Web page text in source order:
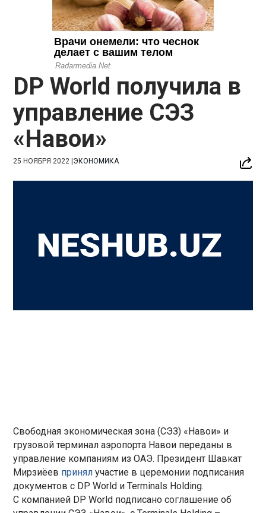
DP World получила в
управление СЭЗ
«Навои»
25 НОЯБРЯ 2022 |ЭКОНОМИКА
Свободная экономическая зона (СЭЗ) «Навои» и
грузовой терминал аэропорта Навои переданы в
управление компаниям из ОАЭ. Президент Шавкат
Мирзиёев принялучастие в церемонии подписания
документов с DP World и Terminals Holding.
С компанией DP World подписано соглашение об